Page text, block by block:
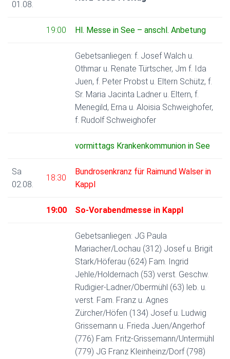
01.08.
19:00 Hl. Messe in See – anschl. Anbetung
Gebetsanliegen: f. Josef Walch u.
Othmar u. Renate Türtscher, Jm f. Ida
Juen, f. Peter Probst u. Eltern Schütz, f.
Sr. Maria Jacinta Ladner u. Eltern, f.
Menegild, Erna u. Aloisia Schweighofer,
f. Rudolf Schweighofer
vormittags Krankenkommunion in See
Sa
02.08.
18:30
Bundrosenkranz für Raimund Walser in
Kappl
19:00 So-Vorabendmesse in Kappl
Gebetsanliegen: JG Paula
Mariacher/Lochau (312) Josef u. Brigit
Stark/Höferau (624) Fam. Ingrid
Jehle/Holdernach (53) verst. Geschw.
Rudigier-Ladner/Obermühl (63) leb. u.
verst. Fam. Franz u. Agnes
Zürcher/Höfen (134) Josef u. Ludwig
Grissemann u. Frieda Juen/Angerhof
(776) Fam. Fritz-Grissemann/Untermühl
(779) JG Franz Kleinheinz/Dorf (798)